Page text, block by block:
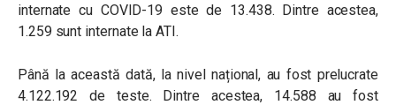
internate cu COVID-19 este de 13.438. Dintre acestea,
1.259 sunt internate la ATI.
Până la această dată, la nivel național, au fost prelucrate
4.122.192 de teste. Dintre acestea, 14.588 au fost